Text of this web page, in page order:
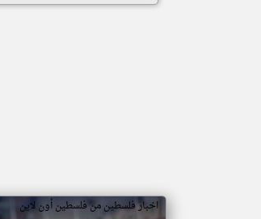
اخبار فلسطين من فلسطين أون لاين